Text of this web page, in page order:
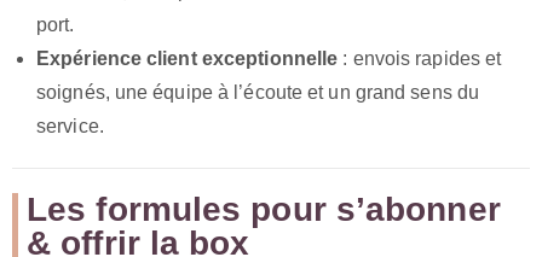
port.
Expérience client exceptionnelle : envois rapides et
soignés, une équipe à l’écoute et un grand sens du
service.
Les formules pour s’abonner
& offrir la box